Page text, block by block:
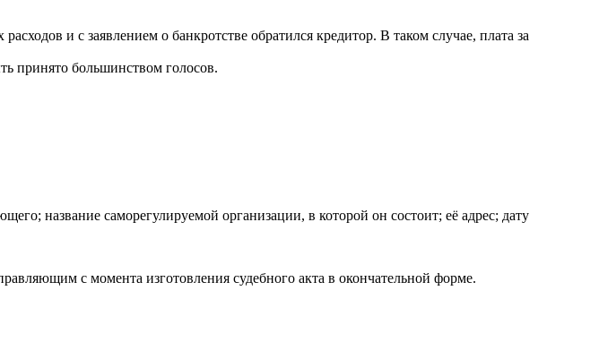
и с заявлением о банкротстве обратился кредитор. В таком случае, плата за
принято большинством голосов.
название саморегулируемой организации, в которой он состоит; её адрес; дату
с момента изготовления судебного акта в окончательной форме.